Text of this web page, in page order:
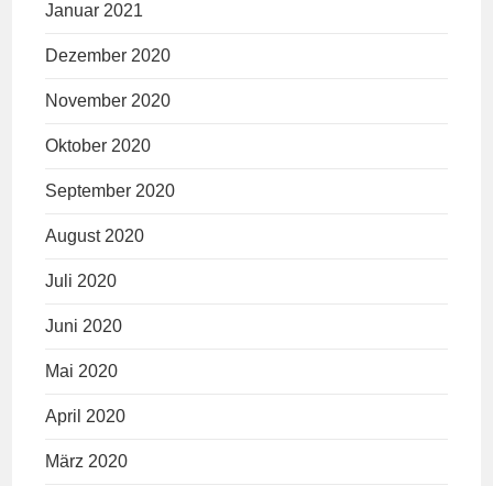
Januar 2021
Dezember 2020
November 2020
Oktober 2020
September 2020
August 2020
Juli 2020
Juni 2020
Mai 2020
April 2020
März 2020